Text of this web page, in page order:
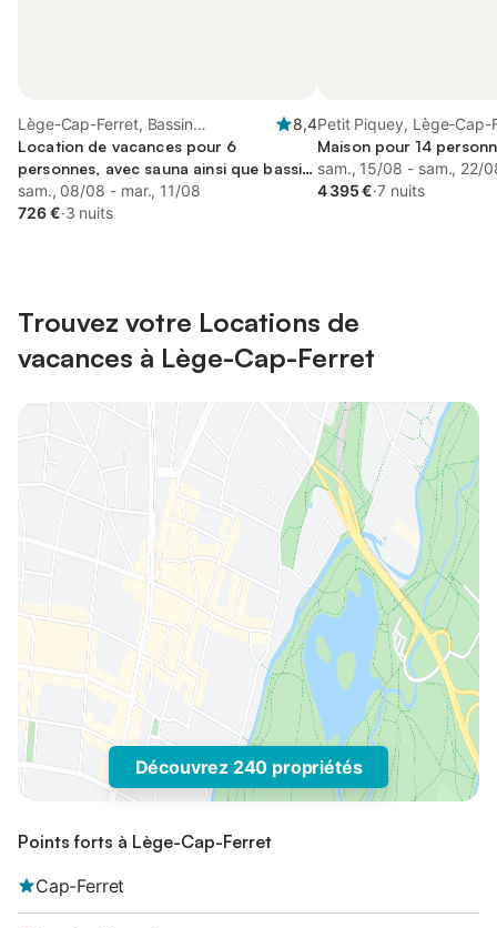
Lège-Cap-Ferret, Bassin
d'Arcachon
8,4
Location de vacances pour 6
personnes, avec sauna ainsi que bassin
pour enfant et jardin, adapté aux
familles
sam., 08/08 - mar., 11/08
726 €·3 nuits
Petit Piquey, Lège-Cap-
Maison pour 14
sam., 15/08 - sam., 22/
4 395 €·7 nuits
Trouvez votre Locations de
vacances à Lège-Cap-Ferret
Découvrez 240 propriétés
Points forts à Lège-Cap-Ferret
Cap-Ferret